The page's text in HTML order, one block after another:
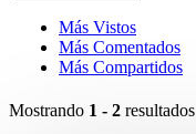
Más Vistos
Más Comentados
Más Compartidos
Mostrando 1 - 2 resultados